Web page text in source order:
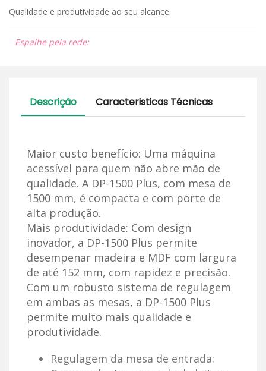
Qualidade e produtividade ao seu alcance.
Espalhe pela rede:
Descrição Caracteristicas Técnicas
Maior custo benefício: Uma máquina
acessível para quem não abre mão de
qualidade. A DP-1500 Plus, com mesa de
1500 mm, é compacta e com porte de
alta produção.
Mais produtividade: Com design
inovador, a DP-1500 Plus permite
desempenar madeira e MDF com largura
de até 152 mm, com rapidez e precisão.
Com um robusto sistema de regulagem
em ambas as mesas, a DP-1500 Plus
permite muito mais qualidade e
produtividade.
Regulagem da mesa de entrada: